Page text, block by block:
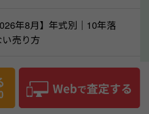
ントです。車にも需要の高い
す。逆に需要が高い時期であ
やすくなります。一般的に新
る1〜3月ごろは、中古車の
年8月】年式別｜10年落
売り方
年8月】10年落ちを買い
売る方法